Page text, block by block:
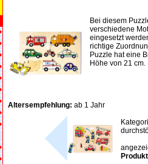
Bei diesem
verschiedene
eingesetzt
richtige
Puzzle hat eine
Höhe von 21 cm.
Altersempfehlung: ab 1 Jahr